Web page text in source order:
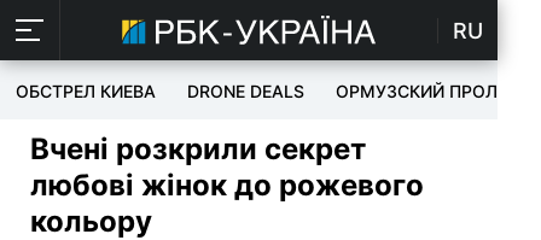
RU
ОБСТРЕЛ КИЕВА DRONE DEALS ОРМУЗСКИЙ ПРОЛИВ
Вчені розкрили секрет
любові жінок до рожевого
кольору